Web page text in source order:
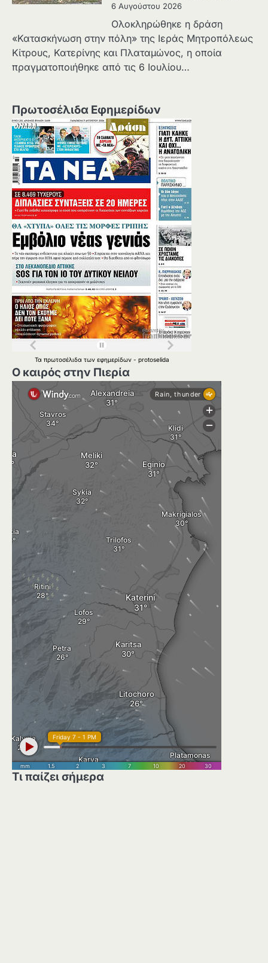
6 Αυγούστου 2026
Ολοκληρώθηκε η δράση
«Κατασκήνωση στην πόλη» της Ιεράς Μητροπόλεως
Κίτρους, Κατερίνης και Πλαταμώνος, η οποία
πραγματοποιήθηκε από τις 6 Ιουλίου…
Πρωτοσέλιδα Εφημερίδων
Τα πρωτοσέλιδα των εφημερίδων - protoselida
Ο καιρός στην Πιερία
Τι παίζει σήμερα